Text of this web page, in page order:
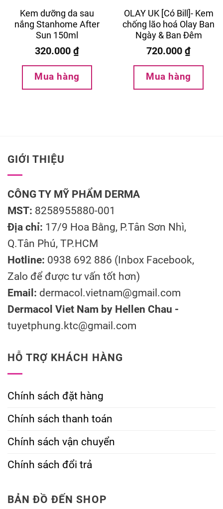
Kem dưỡng da sau
nắng Stanhome After
Sun 150ml
320.000 ₫
Mua hàng
OLAY UK [Có Bill]- Kem
chống lão hoá Olay Ban
Ngày & Ban Đêm
720.000 ₫
Mua hàng
GIỚI THIỆU
CÔNG TY MỸ PHẨM DERMA
MST: 8258955880-001
Địa chỉ: 17/9 Hoa Bằng, P.Tân Sơn Nhì,
Q.Tân Phú, TP.HCM
Hotline: 0938 692 886 (Inbox Facebook,
Zalo để được tư vấn tốt hơn)
Email: dermacol.vietnam@gmail.com
Dermacol Viet Nam by Hellen Chau -
tuyetphung.ktc@gmail.com
HỖ TRỢ KHÁCH HÀNG
Chính sách đặt hàng
Chính sách thanh toán
Chính sách vận chuyển
Chính sách đổi trả
BẢN ĐỒ ĐẾN SHOP